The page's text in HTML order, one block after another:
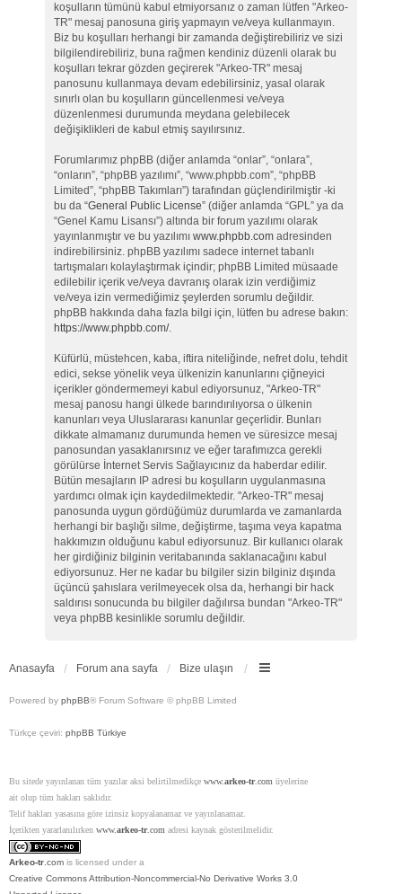
koşulların tümünü kabul etmiyorsanız o zaman lütfen "Arkeo-
TR" mesaj panosuna giriş yapmayın ve/veya kullanmayın.
Biz bu koşulları herhangi bir zamanda değiştirebiliriz ve sizi
bilgilendirebiliriz, buna rağmen kendiniz düzenli olarak bu
koşulları tekrar gözden geçirerek "Arkeo-TR" mesaj
panosunu kullanmaya devam edebilirsiniz, yasal olarak
sınırlı olan bu koşulların güncellenmesi ve/veya
düzenlenmesi durumunda meydana gelebilecek
değişiklikleri de kabul etmiş sayılırsınız.
Forumlarımız phpBB (diğer anlamda “onlar”, “onlara”,
“onların”, “phpBB yazılımı”, “www.phpbb.com”, “phpBB
Limited”, “phpBB Takımları”) tarafından güçlendirilmiştir -ki
bu da “General Public License” (diğer anlamda “GPL” ya da
“Genel Kamu Lisansı”) altında bir forum yazılımı olarak
yayınlanmıştır ve bu yazılımı www.phpbb.comadresinden
indirebilirsiniz. phpBB yazılımı sadece internet tabanlı
tartışmaları kolaylaştırmak içindir; phpBB Limited müsaade
edilebilir içerik ve/veya davranış olarak izin verdiğimiz
ve/veya izin vermediğimiz şeylerden sorumlu değildir.
phpBB hakkında daha fazla bilgi için, lütfen bu adrese bakın:
https://www.phpbb.com/.
Küfürlü, müstehcen, kaba, iftira niteliğinde, nefret dolu, tehdit
edici, sekse yönelik veya ülkenizin kanunlarını çiğneyici
içerikler göndermemeyi kabul ediyorsunuz, "Arkeo-TR"
mesaj panosu hangi ülkede barındırılıyorsa o ülkenin
kanunları veya Uluslararası kanunlar geçerlidir. Bunları
dikkate almamanız durumunda hemen ve süresizce mesaj
panosundan yasaklanırsınız ve eğer tarafımızca gerekli
görülürse İnternet Servis Sağlayıcınız da haberdar edilir.
Bütün mesajların IP adresi bu koşulların uygulanmasına
yardımcı olmak için kaydedilmektedir. "Arkeo-TR" mesaj
panosunda uygun gördüğümüz durumlarda ve zamanlarda
herhangi bir başlığı silme, değiştirme, taşıma veya kapatma
hakkımızın olduğunu kabul ediyorsunuz. Bir kullanıcı olarak
her girdiğiniz bilginin veritabanında saklanacağını kabul
ediyorsunuz. Her ne kadar bu bilgiler sizin bilginiz dışında
üçüncü şahıslara verilmeyecek olsa da, herhangi bir hack
saldırısı sonucunda bu bilgiler dağılırsa bundan "Arkeo-TR"
veya phpBB kesinlikle sorumlu değildir.
Anasayfa Forum ana sayfa Bize ulaşın
Powered by phpBB® Forum Software © phpBB Limited
Türkçe çeviri: phpBB Türkiye
Bu sitede yayınlanan tüm yazılar aksi belirtilmedikçe www.arkeo-tr.com üyelerine
ait olup tüm hakları saklıdır.
Telif hakları yasasına göre izinsiz kopyalanamaz ve yayınlanamaz.
İçerikten yararlanılırken www.arkeo-tr.com adresi kaynak gösterilmelidir.
Arkeo-tr .com is licensed under a
Creative Commons Attribution-Noncommercial-No Derivative Works 3.0